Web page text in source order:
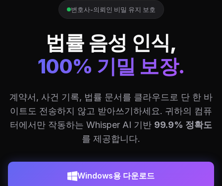
변호사-의뢰인 비밀 유지 보호
법률 음성 인식,
100% 기밀 보장.
계약서, 사건 기록, 법률 문서를 클라우드로 단 한 바
이트도 전송하지 않고 받아쓰기하세요. 귀하의 컴퓨
터에서만 작동하는 Whisper AI 기반 99.9% 정확도
를 제공합니다.
Windows용 다운로드